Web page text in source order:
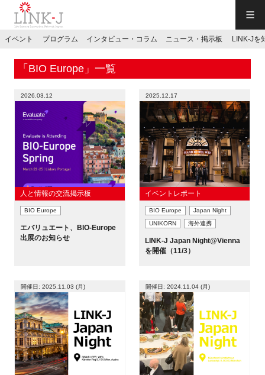
特別会員専用メニュー
お問い合わせ
新規登録
イベント
プログラム
イベント プログラム インタビュー・コラム ニュース・掲示板 LINK-Jを
「BIO Europe」一覧
2026.03.12
人と情報の交流掲示板
BIO Europe
エバリュエート、BIO-Europe
出展のお知らせ
2025.12.17
イベントレポート
BIO Europe
Japan Night
UNIKORN
海外連携
LINK-J Japan Night@Vienna
を開催（11/3）
開催日: 2025.11.03 (月) 開催日: 2024.11.04 (月)